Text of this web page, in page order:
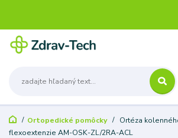
Ortopedické pomôcky
Ortéza
flexoextenzie AM-OSK-ZL/2RA-ACL